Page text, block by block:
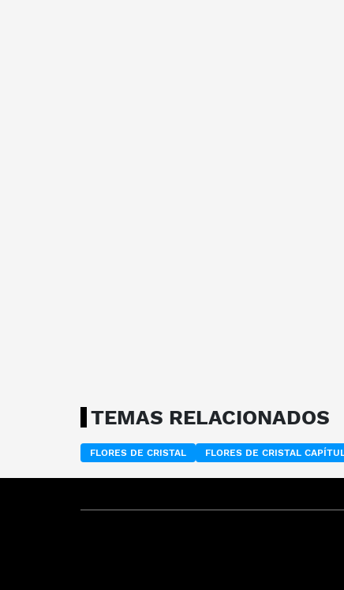
TEMAS RELACIONADOS
FLORES DE CRISTAL FLORES DE CRISTAL